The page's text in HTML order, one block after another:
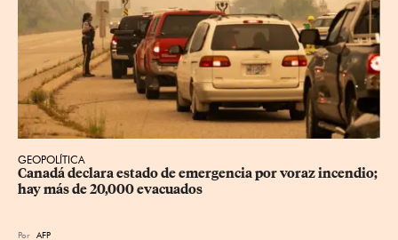
GEOPOLÍTICA
Canadá declara estado de emergencia por voraz incendio;
hay más de 20,000 evacuados
Por AFP